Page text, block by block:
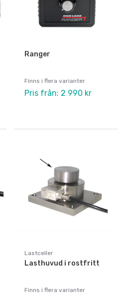
Ranger
Finns i flera varianter
Pris från: 2 990 kr
Lastceller
Lasthuvud i rostfritt
Finns i flera varianter